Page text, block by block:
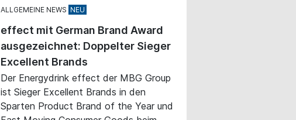
ALLGEMEINE NEWS
effect mit German Brand Award
ausgezeichnet: Doppelter Sieger
Excellent Brands
Der Energydrink effect der MBG Group
ist Sieger Excellent Brands in den
Sparten Product Brand of the Year und